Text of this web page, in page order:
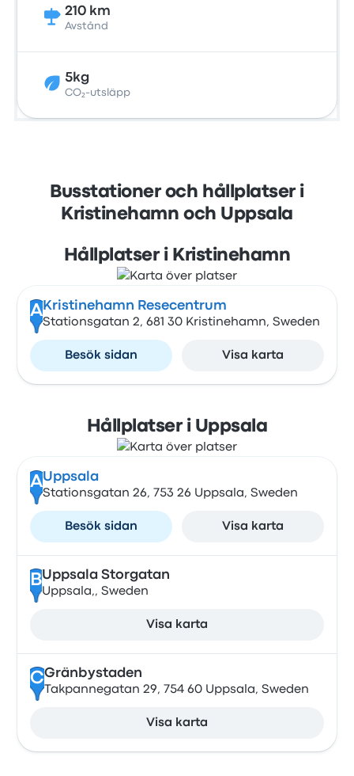
210 km
Avstånd
5kg
CO₂-utsläpp
Busstationer och hållplatser i
Kristinehamn och Uppsala
Hållplatser i Kristinehamn
A Kristinehamn Resecentrum
Stationsgatan 2, 681 30 Kristinehamn, Sweden
Besök sidan Visa karta
Hållplatser i Uppsala
AUppsala
Stationsgatan 26, 753 26 Uppsala, Sweden
Besök sidan Visa karta
BUppsala Storgatan
Uppsala,, Sweden
Visa karta
CGränbystaden
Takpannegatan 29, 754 60 Uppsala, Sweden
Visa karta